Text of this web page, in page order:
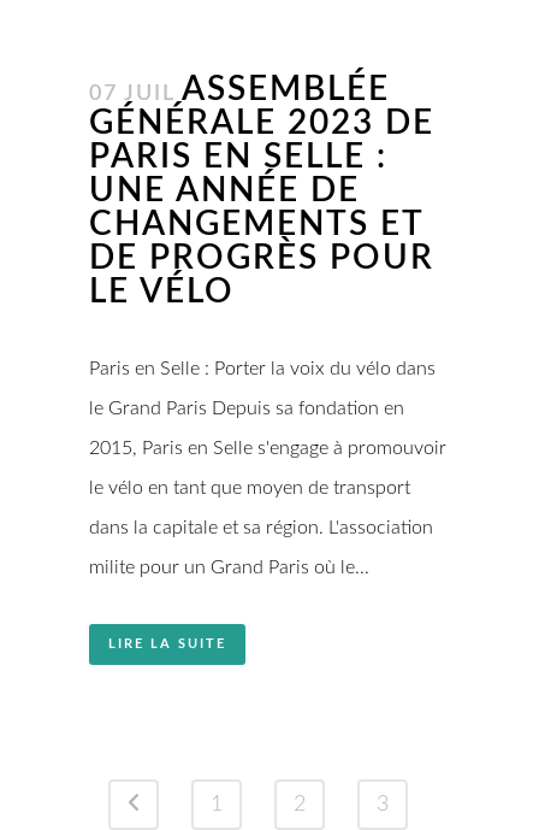
07 JUIL ASSEMBLÉE
GÉNÉRALE 2023 DE
PARIS EN SELLE :
UNE ANNÉE DE
CHANGEMENTS ET
DE PROGRÈS POUR
LE VÉLO
Paris en Selle : Porter la voix du vélo dans
le Grand Paris Depuis sa fondation en
2015, Paris en Selle s'engage à promouvoir
le vélo en tant que moyen de transport
dans la capitale et sa région. L'association
milite pour un Grand Paris où le...
LIRE LA SUITE
1 2 3